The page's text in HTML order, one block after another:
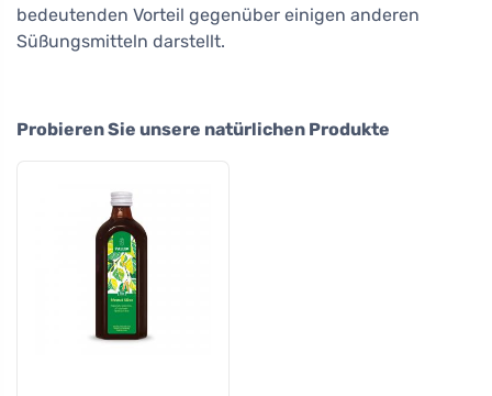
bedeutenden Vorteil gegenüber einigen anderen
Süßungsmitteln darstellt.
Probieren Sie unsere natürlichen Produkte